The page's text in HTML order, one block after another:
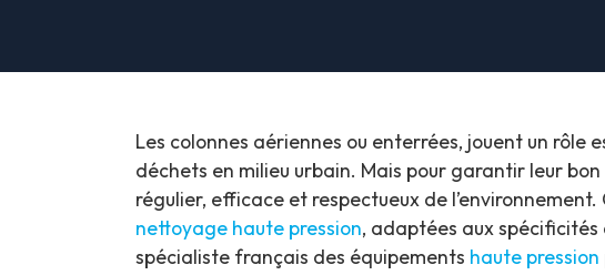
Les colonnes aériennes ou enterrées, jouent un rôle
déchets en milieu urbain. Mais pour garantir leur
régulier, efficace et respectueux de l’environnement.
nettoyage haute pression, adaptées aux spécificités
spécialiste français des équipements haute pression